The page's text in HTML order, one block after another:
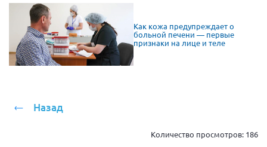
Как кожа предупреждает о
больной печени — первые
признаки на лице и теле
Назад
Количество просмотров: 186